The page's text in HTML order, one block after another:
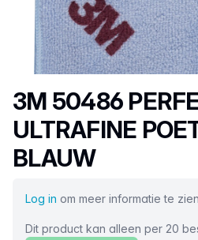
Productnaam
3M 50486
ULTRAFINE
BLAUW
Log in om meer informatie te
Dit product kan alleen per 20